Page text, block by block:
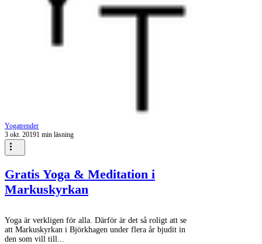
Yogatrender
3 okt. 20191 min läsning
Gratis Yoga & Meditation i
Markuskyrkan
Yoga är verkligen för alla. Därför är det så roligt att se
att Markuskyrkan i Björkhagen under flera år bjudit in
den som vill till...